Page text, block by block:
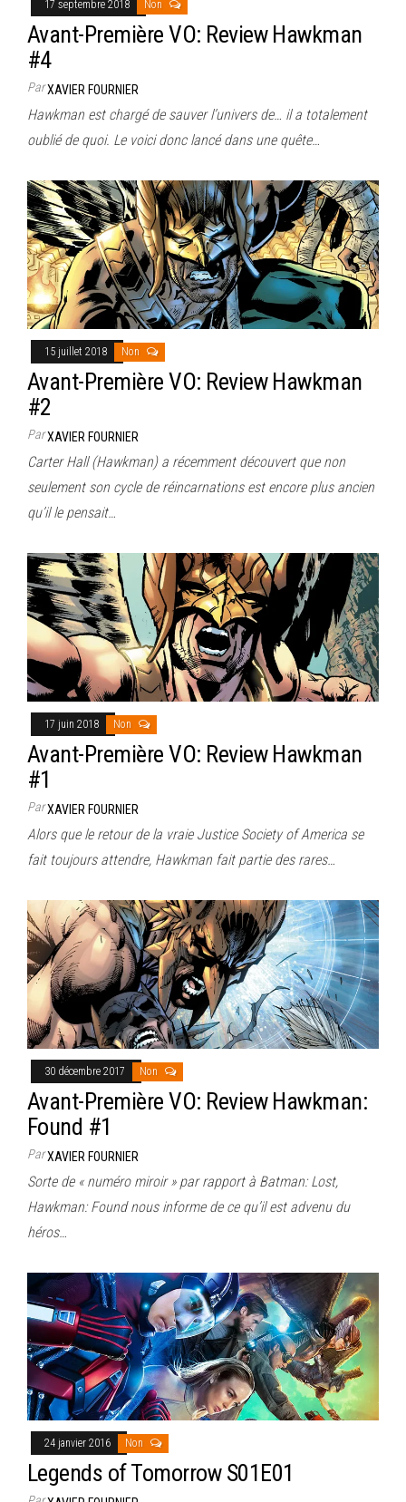
17 septembre 2018 Non
Avant-Première VO: Review Hawkman
#4
ParXAVIER FOURNIER
Hawkman est chargé de sauver l’univers de… il a totalement
oublié de quoi. Le voici donc lancé dans une quête…
15 juillet 2018 Non
Avant-Première VO: Review Hawkman
#2
ParXAVIER FOURNIER
Carter Hall (Hawkman) a récemment découvert que non
seulement son cycle de réincarnations est encore plus ancien
qu’il le pensait…
17 juin 2018 Non
Avant-Première VO: Review Hawkman
#1
ParXAVIER FOURNIER
Alors que le retour de la vraie Justice Society of America se
fait toujours attendre, Hawkman fait partie des rares…
30 décembre 2017 Non
Avant-Première VO: Review Hawkman:
Found #1
ParXAVIER FOURNIER
Sorte de « numéro miroir » par rapport à Batman: Lost,
Hawkman: Found nous informe de ce qu’il est advenu du
héros…
24 janvier 2016 Non
Legends of Tomorrow S01E01